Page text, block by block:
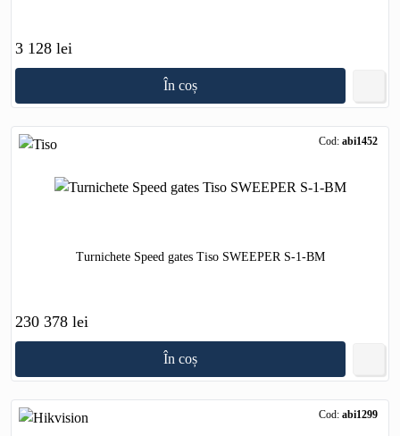
3 128 lei
În coș
Cod: abi1452
Turnichete Speed gates Tiso SWEEPER S-1-BM
230 378 lei
În coș
Cod: abi1299